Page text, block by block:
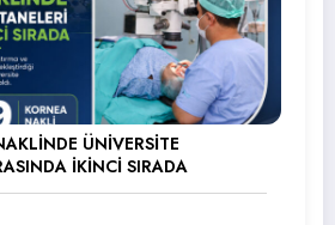
ÜNİVERSİTE
İKİNCİ SIRADA